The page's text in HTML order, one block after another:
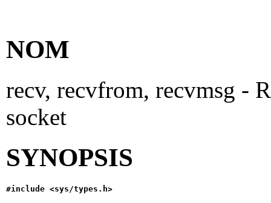
NOM
recv, recvfrom, recvmsg -
socket
SYNOPSIS
#include <sys/types.h>